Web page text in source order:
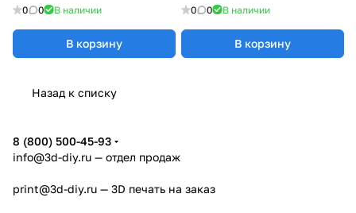
0 0 В наличии
В корзину
0 0 В наличии
В корзину
Назад к списку
8 (800) 500-45-93
info@3d-diy.ru — отдел продаж
print@3d-diy.ru — 3D печать на заказ